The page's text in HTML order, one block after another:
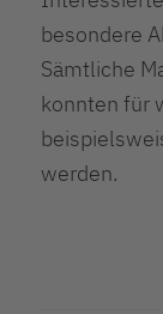
besondere
Sämtliche
konnten für
werden.